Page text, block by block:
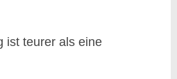
ist teurer als eine